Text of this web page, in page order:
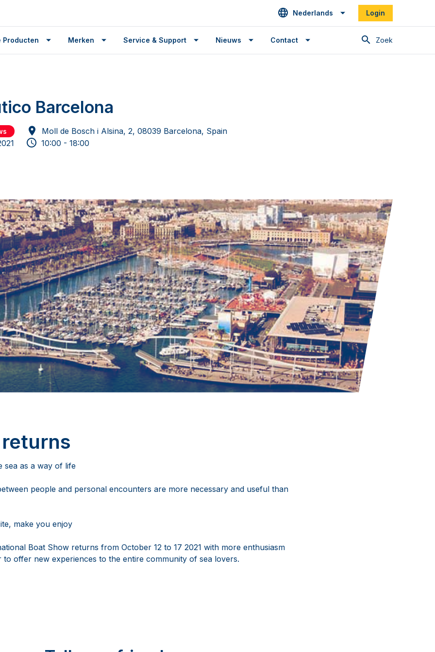
Nederlands Login
Zoek
Producten Merken Service & Support Nieuws Contact
Barcelona
Moll de Bosch i Alsina, 2, 08039 Barcelona, Spain
10:00 - 18:00
sea as a way of life
people and personal encounters are more necessary and useful than
make you enjoy
Boat Show returns from October 12 to 17 2021 with more enthusiasm
to offer new experiences to the entire community of sea lovers.